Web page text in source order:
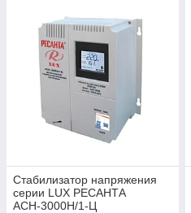
Стабилизатор напряжения
серии LUX РЕСАНТА
АСН-3000Н/1-Ц